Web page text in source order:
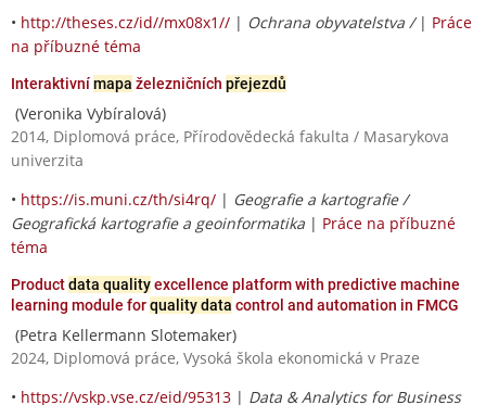
• http://theses.cz/id//mx08x1// | Ochrana obyvatelstva / | Práce
na příbuzné téma
Interaktivnímapa železničních přejezdů
(Veronika Vybíralová)
2014, Diplomová práce, Přírodovědecká fakulta / Masarykova
univerzita
• https://is.muni.cz/th/si4rq/ | Geografie a kartografie /
Geografická kartografie a geoinformatika | Práce na příbuzné
téma
Productdata qualityexcellence platform with predictive machine
learning module forquality data control and automation in FMCG
(Petra Kellermann Slotemaker)
2024, Diplomová práce, Vysoká škola ekonomická v Praze
• https://vskp.vse.cz/eid/95313 | Data & Analytics for Business